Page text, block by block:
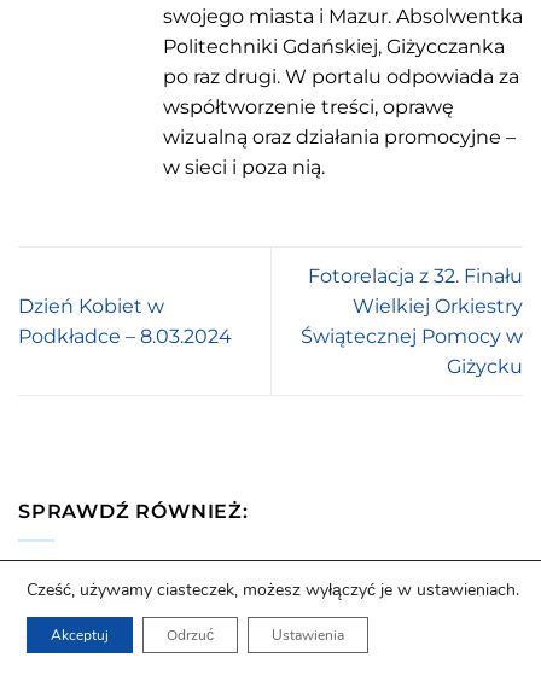
swojego miasta i Mazur. Absolwentka
Politechniki Gdańskiej, Giżycczanka
po raz drugi. W portalu odpowiada za
współtworzenie treści, oprawę
wizualną oraz działania promocyjne –
w sieci i poza nią.
Dzień Kobiet w
Podkładce – 8.03.2024
Fotorelacja z 32. Finału
Wielkiej Orkiestry
Świątecznej Pomocy w
Giżycku
SPRAWDŹ RÓWNIEŻ:
Kalendarz wydarzeń Giżycko
Atrakcje w Giżycku
Cześć, używamy ciasteczek, możesz wyłączyć je w ustawieniach.
Akceptuj Odrzuć Ustawienia